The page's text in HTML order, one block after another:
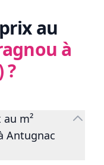
au
à
?
m²
Antugnac